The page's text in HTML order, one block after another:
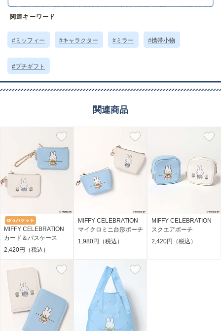
※実物の色味に近づけて撮影していますが、ご使用の端末やモニター環境に
より、実際の色味と異なって見える場合がございます。
素材・原材料
本体：合成皮革
ミラー：ガラス
原産国
関連キーワード
#ミッフィー #キャラクター #ミラー #携帯小物
#プチギフト
関連商品
MIFFY CELEBRATION
カード＆パスケース
2,420円（税込）
MIFFY CELEBRATION
マイクロミニ台形ポーチ
1,980円（税込）
MIFFY CELEBRATION
スクエアポーチ
2,420円（税込）